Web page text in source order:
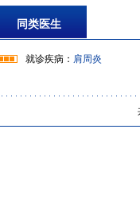
后交叉韧带损伤、侧副韧带损
病：疼痛、侧副韧带损伤、游
同类医生
就诊疾病： 肩周炎